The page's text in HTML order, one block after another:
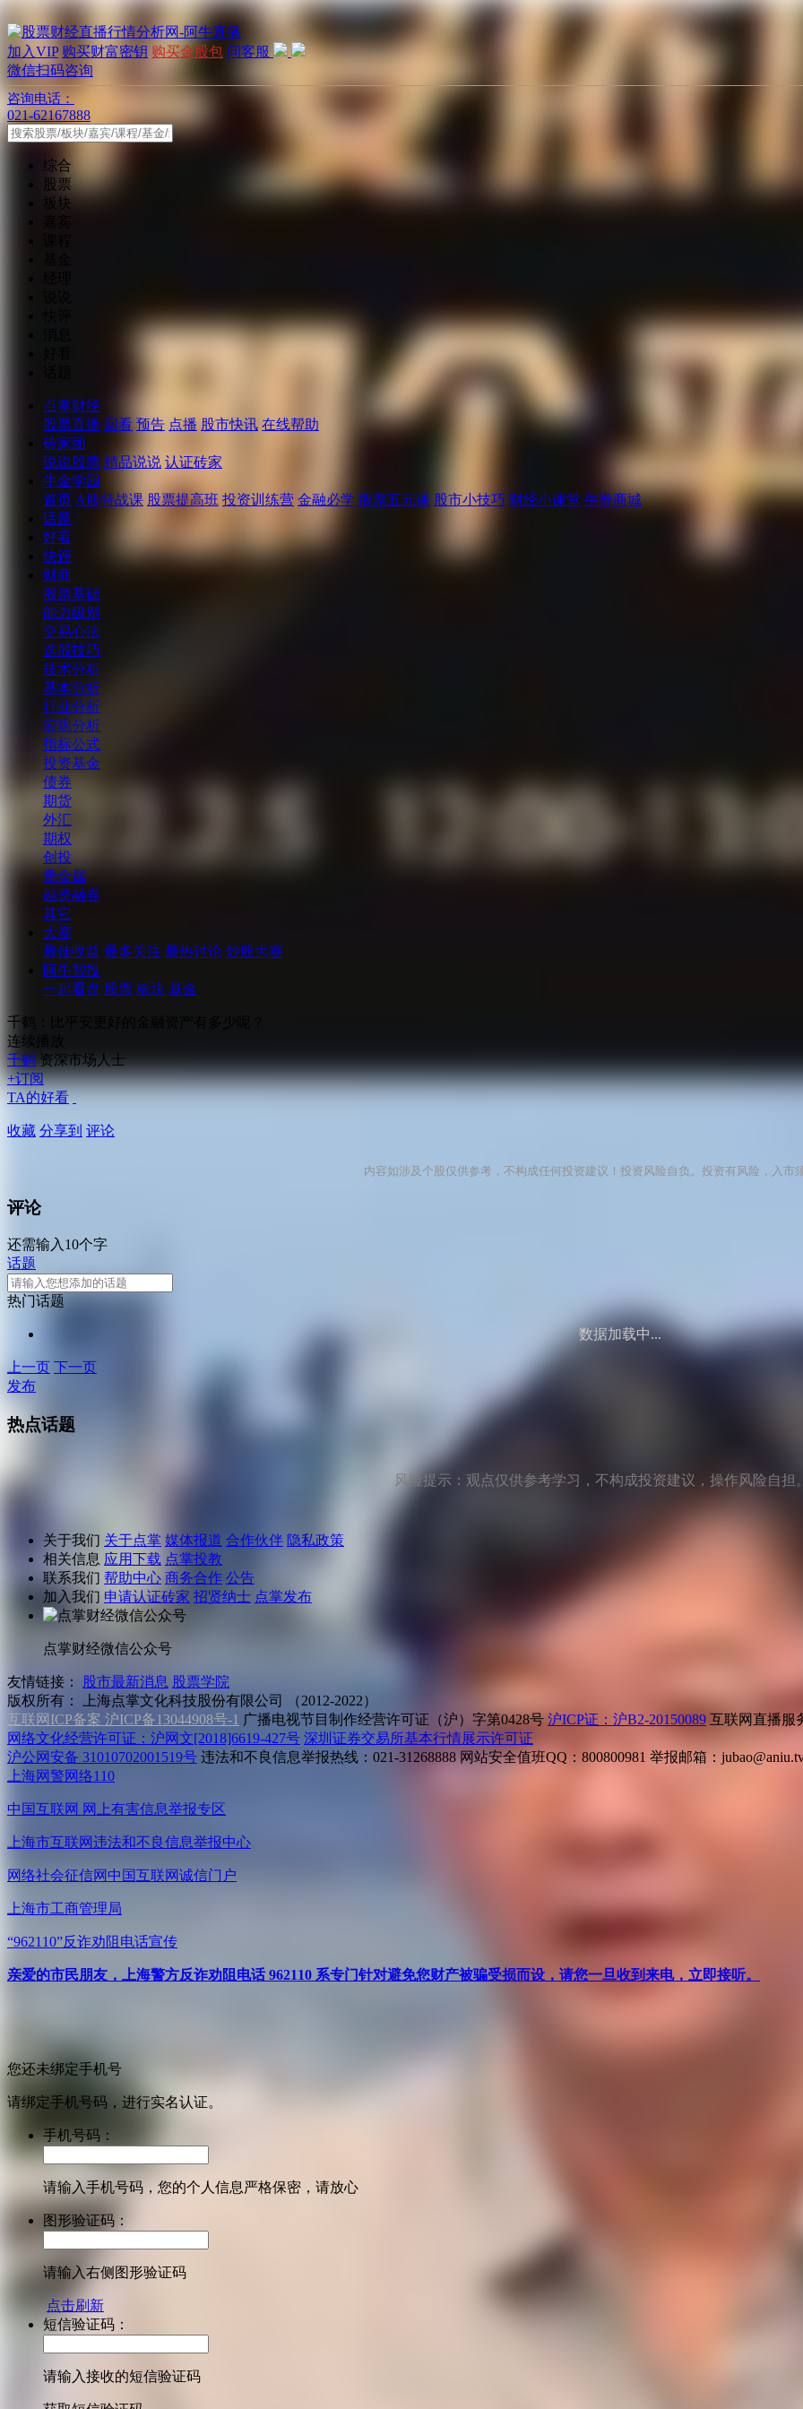
加入VIP 购买财富密钥 购买金股包 问客服
微信扫码咨询
咨询电话：
021-62167888
综合
股票
板块
点掌财经
股票直播 回看 预告 点播 股市快讯 在线帮助
砖家团
说说股票 精品说说 认证砖家
牛金学园
首页 A股特战课 股票提高班 投资训练营 金融必学 股票五元课 股市小技巧 财经小课堂 牛券商城
话题
好看
快评
财商
股票基础
能力级别
交易心法
选股技巧
技术分析
基本分析
行业分析
宏观分析
指标公式
投资基金
债券
期货
外汇
期权
创投
贵金属
融资融券
其它
大赛
最佳收益 最多关注 最热讨论 炒股大赛
阿牛智投
一起看盘 股票 板块 基金
千鹤：比平安更好的金融资产有多少呢？
连续播放
千鹤 资深市场人士
+订阅
TA的好看
收藏 分享到 评论
内容如涉及个股仅供参考，不构成任何投资建议！投资风险自负。投资有风险，入市
评论
还需输入10个字
话题
热门话题
数据加载中...
上一页 下一页
发布
热点话题
风险提示：观点仅供参考学习，不构成投资建议，操作风险自担
关于我们 关于点掌 媒体报道 合作伙伴 隐私政策
相关信息 应用下载 点掌投教
联系我们 帮助中心 商务合作 公告
加入我们 申请认证砖家 招贤纳士 点掌发布
点掌财经微信公众号
友情链接： 股市最新消息 股票学院
版权所有：
上海点掌文化科技股份有限公司 （2012-2022）
互联网ICP备案 沪ICP备13044908号-1 广播电视节目制作经营许可证（沪）字第0428号 沪ICP证：沪B2-20150089 互联网直播服
网络文化经营许可证：沪网文[2018]6619-427号 深圳证券交易所基本行情展示许可证
沪公网安备 31010702001519号 违法和不良信息举报热线：021-31268888 网站安全值班QQ：800800981 举报邮箱：
上海网警网络110
中国互联网 网上有害信息举报专区
上海市互联网违法和不良信息举报中心
网络社会征信网 中国互联网诚信门户
上海市工商管理局
“962110”反诈劝阻电话宣传
亲爱的市民朋友，上海警方反诈劝阻电话 962110 系专门针对避免您财产被骗受损而设，请您一旦收到来电，立即接听。
您还未绑定手机号
请绑定手机号码，进行实名认证。
手机号码：
请输入手机号码，您的个人信息严格保密，请放心
图形验证码：
请输入右侧图形验证码
点击刷新
短信验证码：
请输入接收的短信验证码